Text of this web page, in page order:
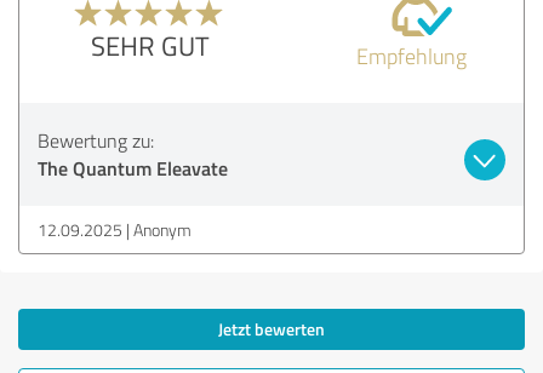
SEHR GUT Empfehlung
Bewertung zu:
The Quantum Eleavate
12.09.2025 Anonym
Jetzt bewerten